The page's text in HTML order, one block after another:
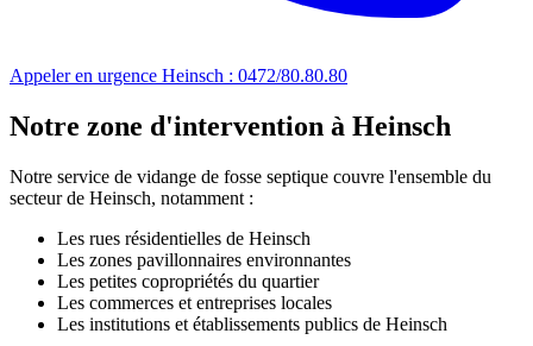
Appeler en urgence Heinsch : 0472/80.80.80
Notre zone d'intervention à Heinsch
Notre service de vidange de fosse septique couvre l'ensemble du
secteur de Heinsch, notamment :
Les rues résidentielles de Heinsch
Les zones pavillonnaires environnantes
Les petites copropriétés du quartier
Les commerces et entreprises locales
Les institutions et établissements publics de Heinsch